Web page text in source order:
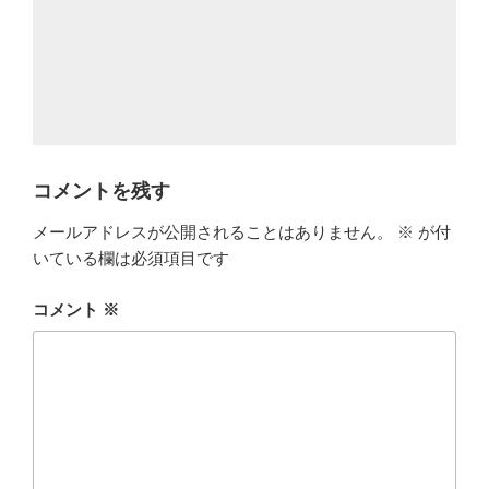
コメントを残す
メールアドレスが公開されることはありません。 ※ が付
いている欄は必須項目です
コメント ※